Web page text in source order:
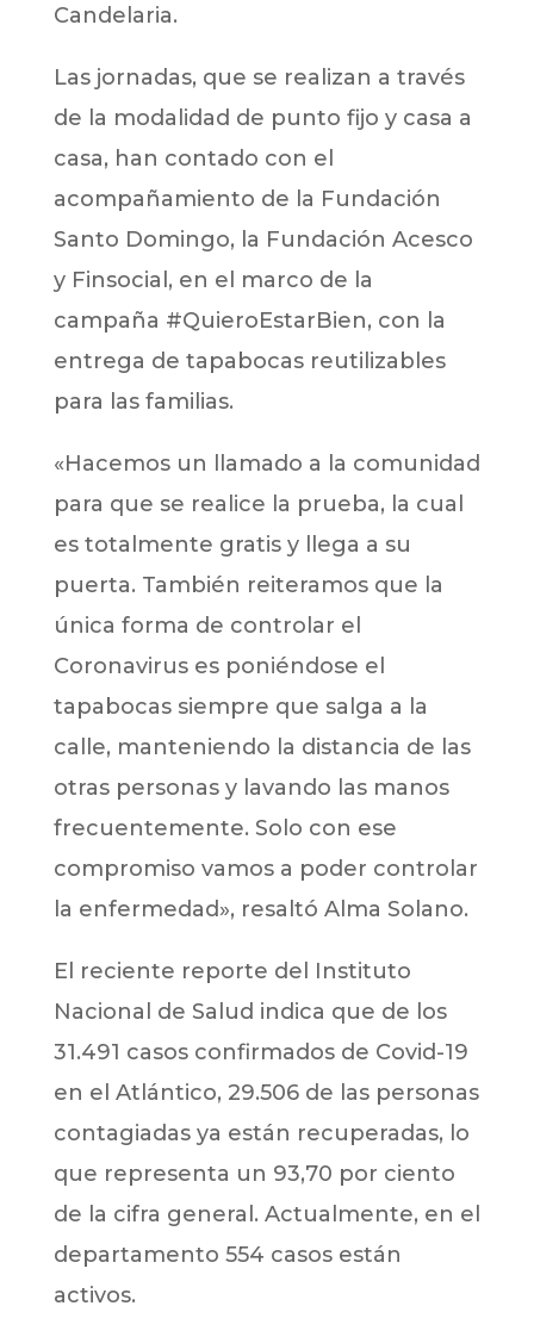
Candelaria.
Las jornadas, que se realizan a través
de la modalidad de punto fijo y casa a
casa, han contado con el
acompañamiento de la Fundación
Santo Domingo, la Fundación Acesco
y Finsocial, en el marco de la
campaña #QuieroEstarBien, con la
entrega de tapabocas reutilizables
para las familias.
«Hacemos un llamado a la comunidad
para que se realice la prueba, la cual
es totalmente gratis y llega a su
puerta. También reiteramos que la
única forma de controlar el
Coronavirus es poniéndose el
tapabocas siempre que salga a la
calle, manteniendo la distancia de las
otras personas y lavando las manos
frecuentemente. Solo con ese
compromiso vamos a poder controlar
la enfermedad», resaltó Alma Solano.
El reciente reporte del Instituto
Nacional de Salud indica que de los
31.491 casos confirmados de Covid-19
en el Atlántico, 29.506 de las personas
contagiadas ya están recuperadas, lo
que representa un 93,70 por ciento
de la cifra general. Actualmente, en el
departamento 554 casos están
activos.